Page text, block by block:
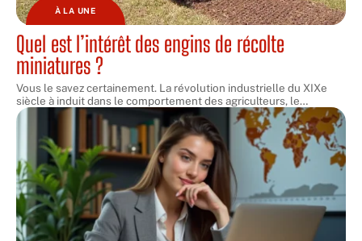
À LA UNE
Quel est l’intérêt des engins de récolte
miniatures ?
Vous le savez certainement. La révolution industrielle du XIXe
siècle à induit dans le comportement des agriculteurs, le…